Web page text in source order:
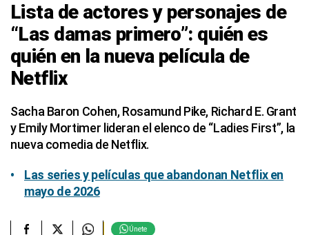
Lista de actores y personajes de
“Las damas primero”: quién es
quién en la nueva película de
Netflix
Sacha Baron Cohen, Rosamund Pike, Richard E. Grant
y Emily Mortimer lideran el elenco de “Ladies First”, la
nueva comedia de Netflix.
Las series y películas que abandonan Netflix en
mayo de 2026
Únete